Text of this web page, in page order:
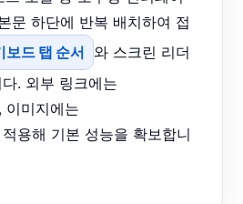
문 하단에 반복 배치하여 접
보드 탭 순서
와 스크린 리더
. 외부 링크에는
이미지에는
용해 기본 성능을 확보합니